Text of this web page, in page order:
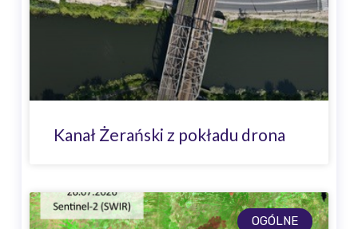
Kanał Żerański z pokładu drona
OGÓLNE